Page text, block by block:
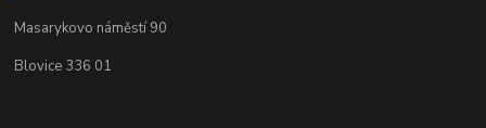
Masarykovo náměstí 90
Blovice 336 01